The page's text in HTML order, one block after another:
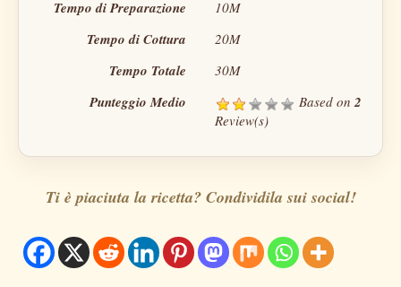
Tempo di Preparazione 10M
Tempo di Cottura 20M
Tempo Totale 30M
Punteggio Medio Based on2
Review(s)
Ti è piaciuta la ricetta? Condividila sui social!